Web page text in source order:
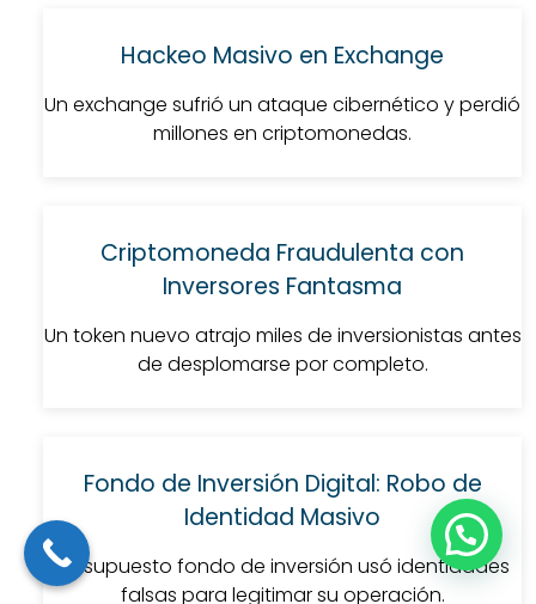
Hackeo Masivo en Exchange
Un exchange sufrió un ataque cibernético y perdió
millones en criptomonedas.
Criptomoneda Fraudulenta con
Inversores Fantasma
Un token nuevo atrajo miles de inversionistas antes
de desplomarse por completo.
Fondo de Inversión Digital: Robo de
Identidad Masivo
Un supuesto fondo de inversión usó identidades
falsas para legitimar su operación.